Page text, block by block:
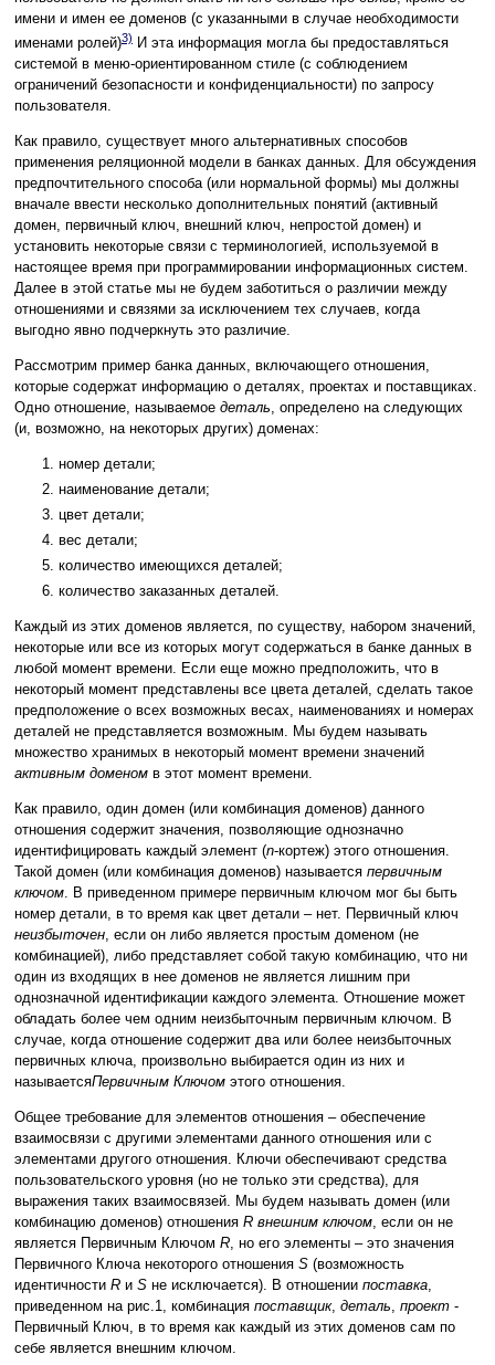
имени и имен ее доменов (с указанными в случае необходимости
именами ролей)3) И эта информация могла бы предоставляться
системой в меню-ориентированном стиле (с соблюдением
ограничений безопасности и конфиденциальности) по запросу
пользователя.
Как правило, существует много альтернативных способов
применения реляционной модели в банках данных. Для обсуждения
предпочтительного способа (или нормальной формы) мы должны
вначале ввести несколько дополнительных понятий (активный
домен, первичный ключ, внешний ключ, непростой домен) и
установить некоторые связи с терминологией, используемой в
настоящее время при программировании информационных систем.
Далее в этой статье мы не будем заботиться о различии между
отношениями и связями за исключением тех случаев, когда
выгодно явно подчеркнуть это различие.
Рассмотрим пример банка данных, включающего отношения,
которые содержат информацию о деталях, проектах и поставщиках.
Одно отношение, называемое деталь, определено на следующих
(и, возможно, на некоторых других) доменах:
номер детали;
наименование детали;
цвет детали;
вес детали;
количество имеющихся деталей;
количество заказанных деталей.
Каждый из этих доменов является, по существу, набором значений,
некоторые или все из которых могут содержаться в банке данных в
любой момент времени. Если еще можно предположить, что в
некоторый момент представлены все цвета деталей, сделать такое
предположение о всех возможных весах, наименованиях и номерах
деталей не представляется возможным. Мы будем называть
множество хранимых в некоторый момент времени значений
активным доменом в этот момент времени.
Как правило, один домен (или комбинация доменов) данного
отношения содержит значения, позволяющие однозначно
идентифицировать каждый элемент (n-кортеж) этого отношения.
Такой домен (или комбинация доменов) называется первичным
ключом. В приведенном примере первичным ключом мог бы быть
номер детали, в то время как цвет детали – нет. Первичный ключ
неизбыточен, если он либо является простым доменом (не
комбинацией), либо представляет собой такую комбинацию, что ни
один из входящих в нее доменов не является лишним при
однозначной идентификации каждого элемента. Отношение может
обладать более чем одним неизбыточным первичным ключом. В
случае, когда отношение содержит два или более неизбыточных
первичных ключа, произвольно выбирается один из них и
называетсяПервичным Ключом этого отношения.
Общее требование для элементов отношения – обеспечение
взаимосвязи с другими элементами данного отношения или с
элементами другого отношения. Ключи обеспечивают средства
пользовательского уровня (но не только эти средства), для
выражения таких взаимосвязей. Мы будем называть домен (или
комбинацию доменов) отношения R внешним ключом, если он не
является Первичным Ключом R, но его элементы – это значения
Первичного Ключа некоторого отношения S (возможность
идентичности R и S не исключается). В отношении поставка,
приведенном на рис.1, комбинация поставщик, деталь, проект -
Первичный Ключ, в то время как каждый из этих доменов сам по
себе является внешним ключом.